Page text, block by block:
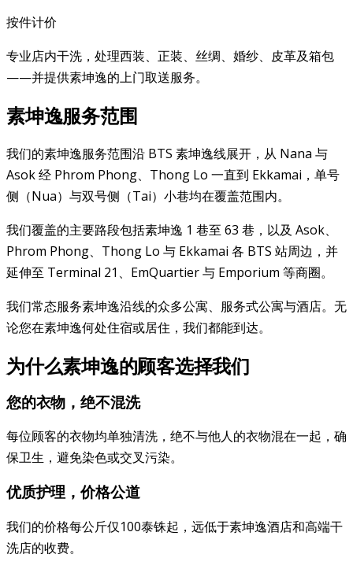
按件计价
专业店内干洗，处理西装、正装、丝绸、婚纱、皮革及箱包
——并提供素坤逸的上门取送服务。
素坤逸服务范围
我们的素坤逸服务范围沿 BTS 素坤逸线展开，从 Nana 与
Asok 经 Phrom Phong、Thong Lo 一直到 Ekkamai，单号
侧（Nua）与双号侧（Tai）小巷均在覆盖范围内。
我们覆盖的主要路段包括素坤逸 1 巷至 63 巷，以及 Asok、
Phrom Phong、Thong Lo 与 Ekkamai 各 BTS 站周边，并
延伸至 Terminal 21、EmQuartier 与 Emporium 等商圈。
我们常态服务素坤逸沿线的众多公寓、服务式公寓与酒店。无
论您在素坤逸何处住宿或居住，我们都能到达。
为什么素坤逸的顾客选择我们
您的衣物，绝不混洗
每位顾客的衣物均单独清洗，绝不与他人的衣物混在一起，确
保卫生，避免染色或交叉污染。
优质护理，价格公道
我们的价格每公斤仅100泰铢起，远低于素坤逸酒店和高端干
洗店的收费。